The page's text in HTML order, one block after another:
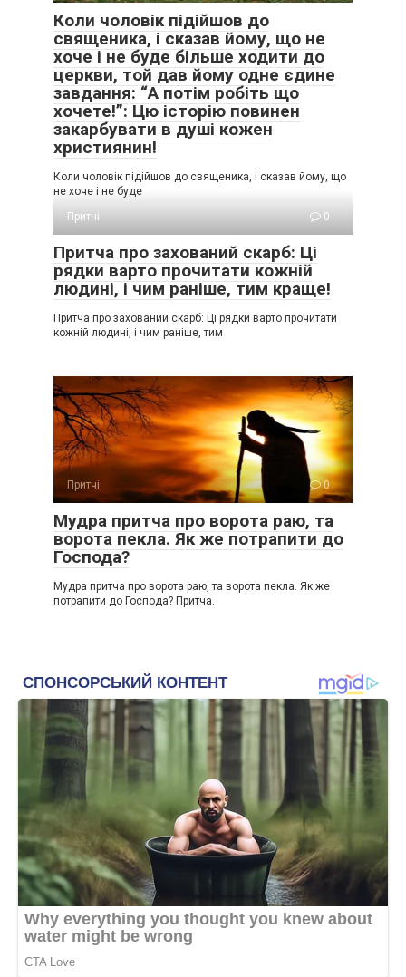
Коли чоловік підійшов до
священика, і сказав йому, що не
хоче і не буде більше ходити до
церкви, той дав йому одне єдине
завдання: “А потім робіть що
хочете!”: Цю історію повинен
закарбувати в душі кожен
християнин!
Коли чоловік підійшов до священика, і сказав йому, що
не хоче і не буде
Притчі
0
Притча про захований скарб: Ці
рядки варто прочитати кожній
людині, і чим раніше, тим краще!
Притча про захований скарб: Ці рядки варто прочитати
кожній людині, і чим раніше, тим
Притчі 0
Мудра притча про ворота раю, та
ворота пекла. Як же потрапити до
Господа?
Мудра притча про ворота раю, та ворота пекла. Як же
потрапити до Господа? Притча.